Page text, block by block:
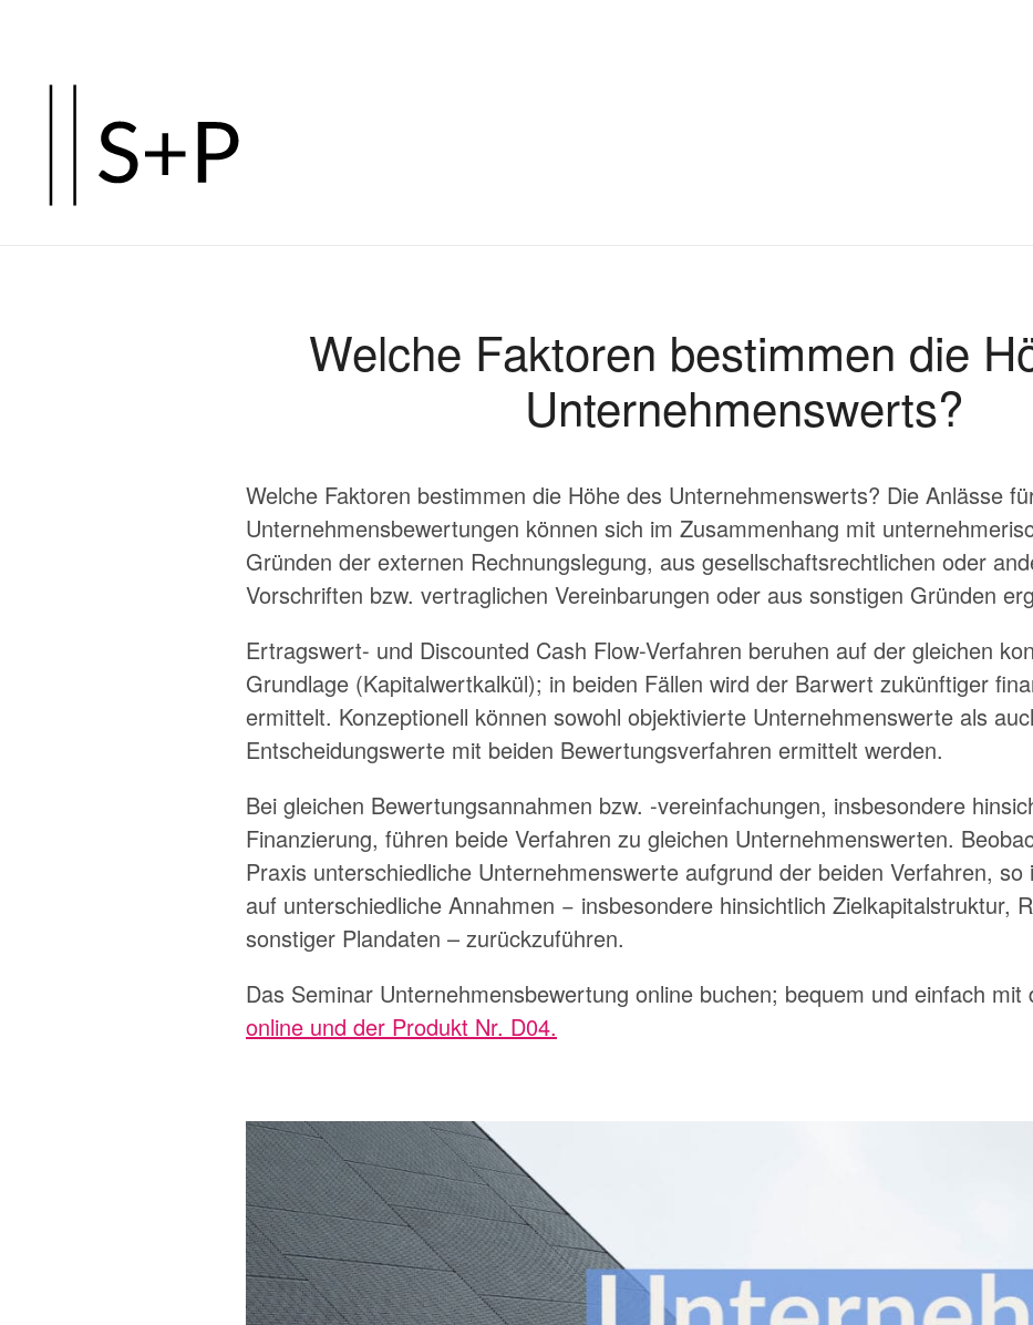
springen
Welche Faktoren bestimmen die
Unternehmenswerts?
Welche Faktoren bestimmen die Höhe des Unternehmenswerts? Die Anlässe
Unternehmensbewertungen können sich im Zusammenhang mit
Gründen der externen Rechnungslegung, aus gesellschaftsrechtlichen oder
Vorschriften bzw. vertraglichen Vereinbarungen oder aus sonstigen Gründen
Ertragswert- und Discounted Cash Flow-Verfahren beruhen auf der gleichen
Grundlage (Kapitalwertkalkül); in beiden Fällen wird der Barwert zukünftiger
ermittelt. Konzeptionell können sowohl objektivierte Unternehmenswerte als
Entscheidungswerte mit beiden Bewertungsverfahren ermittelt werden.
Bei gleichen Bewertungsannahmen bzw. -vereinfachungen, insbesondere
Finanzierung, führen beide Verfahren zu gleichen Unternehmenswerten.
Praxis unterschiedliche Unternehmenswerte aufgrund der beiden Verfahren, so
auf unterschiedliche Annahmen − insbesondere hinsichtlich Zielkapitalstruktur,
sonstiger Plandaten – zurückzuführen.
Das Seminar Unternehmensbewertung online buchen; bequem und einfach mit
online und der Produkt Nr. D04.